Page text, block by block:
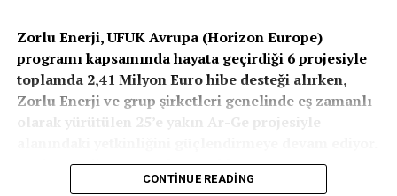
Zorlu Enerji, UFUK Avrupa (Horizon Europe)
programı kapsamında hayata geçirdiği 6 projesiyle
toplamda 2,41 Milyon Euro hibe desteği alırken,
Zorlu Enerji ve grup şirketleri genelinde eş zamanlı
olarak yürütülen 25’e yakın Ar-Ge projesiyle
Zorlu Enerji Jeotermal Kaynaklar, Ar-Ge ve
İnovasyon Grup Müdürü Ural Halaçoğlu, “Ar-Ge’yi
CONTINUE READING